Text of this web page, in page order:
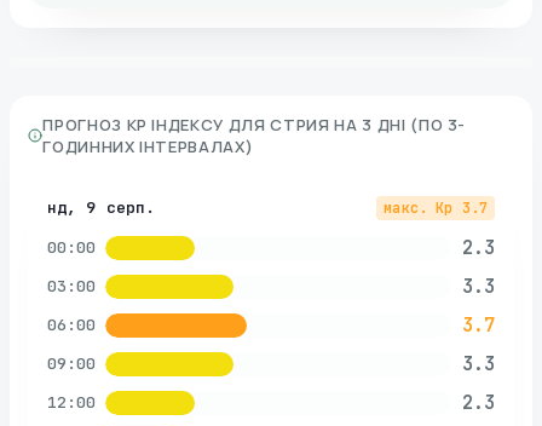
ПРОГНОЗ KP ІНДЕКСУ ДЛЯ СТРИЯ НА 3 ДНІ (ПО 3-
ГОДИННИХ ІНТЕРВАЛАХ)
нд, 9 серп. макс. Kp 3.7
00:00 2.3
03:00 3.3
06:00 3.7
09:00 3.3
12:00 2.3